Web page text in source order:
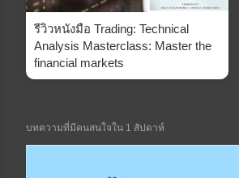
รีวิวหนังมือ Trading: Technical
Analysis Masterclass: Master the
financial markets
บทความที่มีคนสนใจใน 1 สัปดาห์